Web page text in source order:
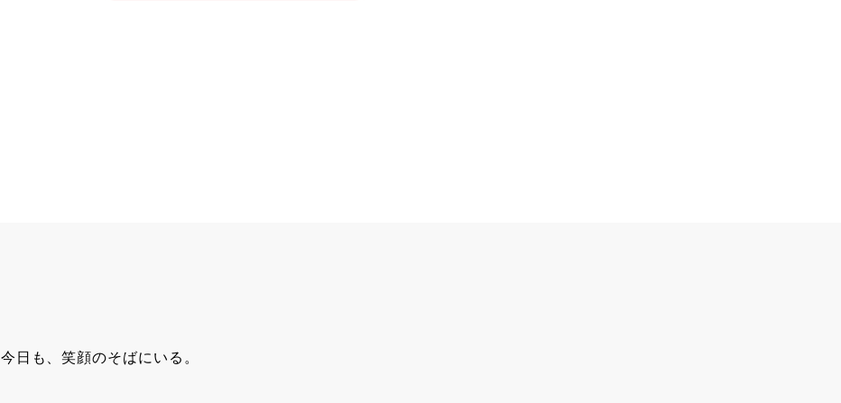
今日も、笑顔のそばにいる。